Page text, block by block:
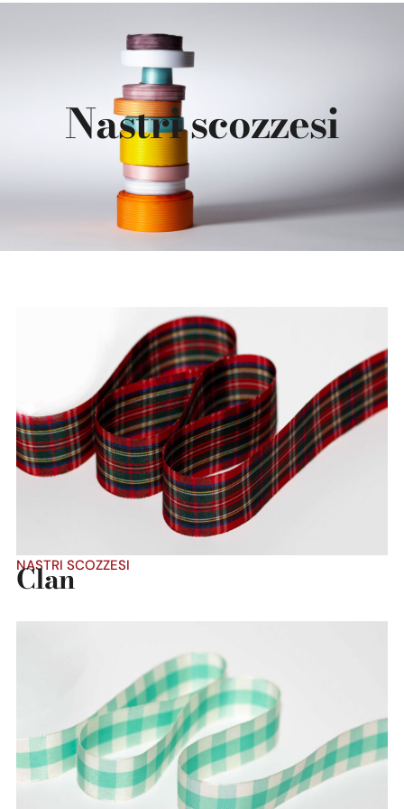
Nastri scozzesi
NASTRI SCOZZESI
Dettaglio prodotto
Clan
Dettaglio prodotto